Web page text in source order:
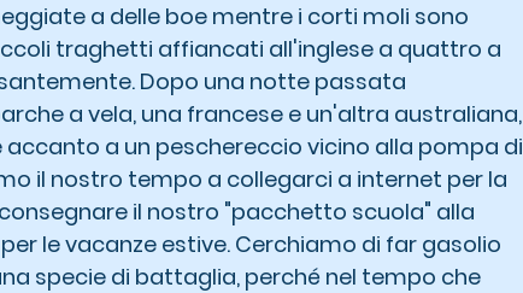
a delle boe mentre i corti moli sono
traghetti affiancati all'inglese a quattro a
Dopo una notte passata
a vela, una francese e un'altra australiana,
a un peschereccio vicino alla pompa di
il nostro tempo a collegarci a internet per la
il nostro "pacchetto scuola" alla
le vacanze estive. Cerchiamo di far gasolio
specie di battaglia, perché nel tempo che